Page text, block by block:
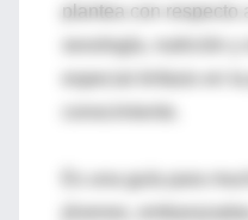
plantea con respecto
sexología, nutrición y
Es una guía para